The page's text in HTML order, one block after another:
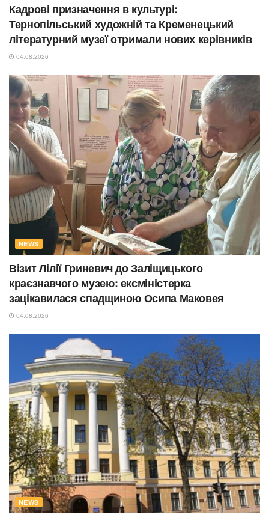
Кадрові призначення в культурі:
Тернопільський художній та Кременецький
літературний музеї отримали нових керівників
04.08.2026
NEWS
Візит Лілії Гриневич до Заліщицького
краєзнавчого музею: ексміністерка
зацікавилася спадщиною Осипа Маковея
04.08.2026
NEWS